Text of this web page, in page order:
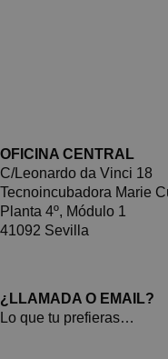
OFICINA CENTRAL
C/Leonardo da Vinci 18
Tecnoincubadora Marie
Planta 4º, Módulo 1
41092 Sevilla
¿LLAMADA O EMAIL?
Lo que tu prefieras…